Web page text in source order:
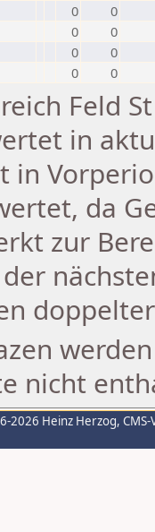
0
0
0
0
0
0
0 0
Feld
in
in
da
zur
nicht
2026 Heinz Herzog,